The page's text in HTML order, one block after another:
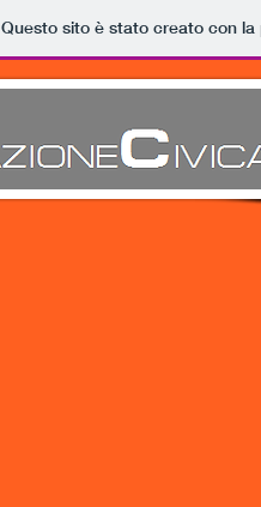
Questo sito è stato creato con